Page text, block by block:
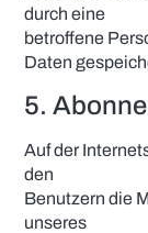
durch eine
betroffene
Daten
5.
Auf der
den
Benutzern die
unseres